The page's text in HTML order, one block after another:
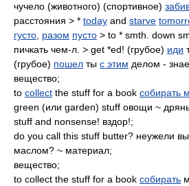
чучело (животного) (спортивное)
расстояния > * today and starve
густо разом пусто > to * smth. down
пичкать чем-л. > get *ed! (грубое) иди
(грубое) пошел ты с этим делом -
вещество;
to collect the stuff for a book собирать
green (или garden) stuff овощи ~
stuff and nonsense! вздор!;
do you call this stuff butter? неужели
маслом? ~ материал;
вещество;
to collect the stuff for a book собирать